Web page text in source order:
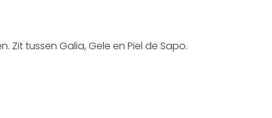
Zit tussen Galia, Gele en Piel de Sapo.